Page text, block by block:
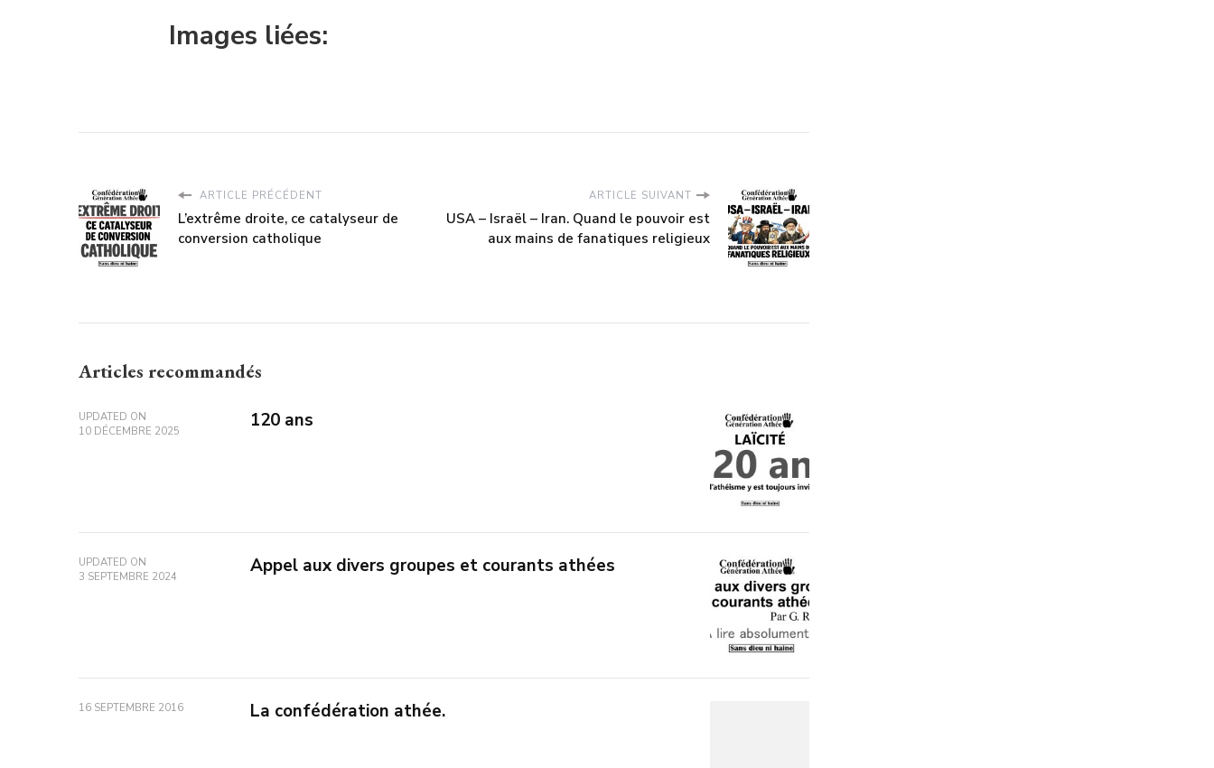
Images liées:
ARTICLE PRÉCÉDENT
L’extrême droite, ce catalyseur de
conversion catholique
ARTICLE SUIVANT
USA – Israël – Iran. Quand le pouvoir est
aux mains de fanatiques religieux
Articles recommandés
UPDATED ON
10 DÉCEMBRE 2025
120 ans
UPDATED ON
3 SEPTEMBRE 2024
Appel aux divers groupes et courants athées
16 SEPTEMBRE 2016 La confédération athée.